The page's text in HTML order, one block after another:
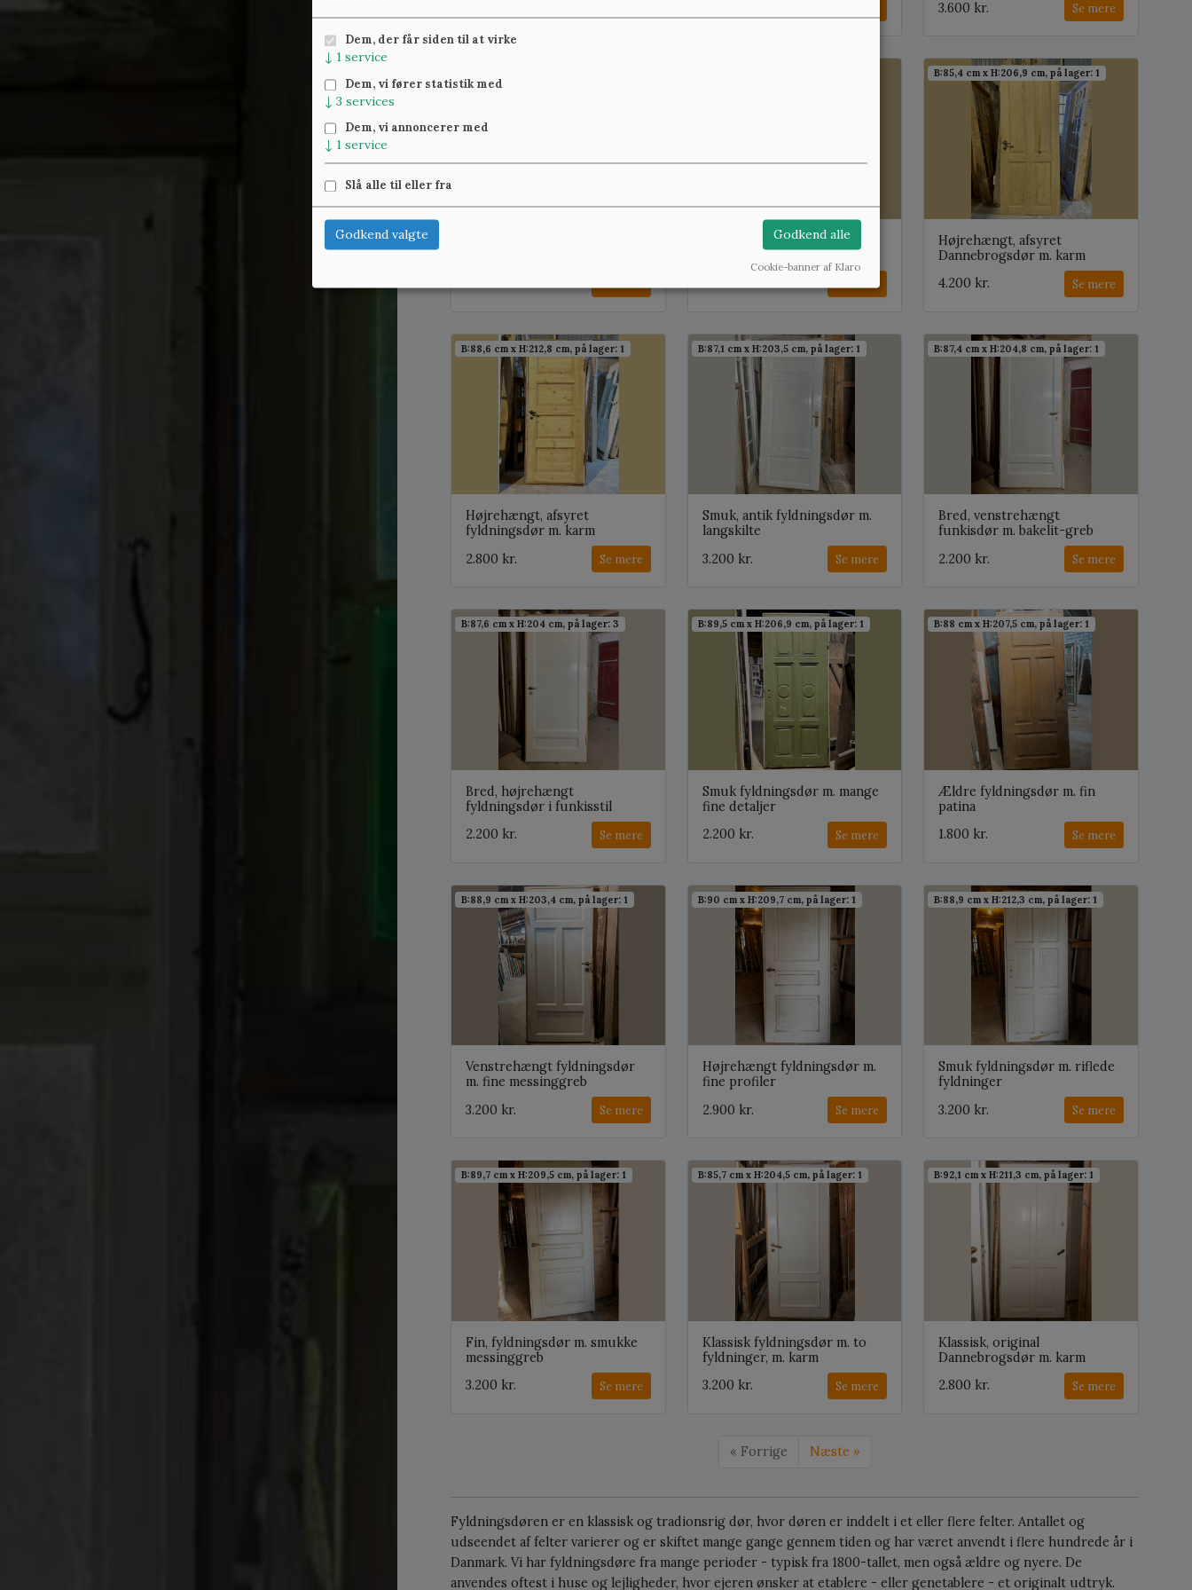
3.600 kr.
Se mere
Afsyret, højrehængt
fyldningsdør m. karm
Se mere
B:85,4 cm x H:206,9 cm, på lager: 1
Højrehængt, afsyret
Dannebrogsdør m. karm
4.200 kr.
Se mere
B:88,6 cm x H:212,8 cm, på lager: 1
Højrehængt, afsyret
fyldningsdør m. karm
2.800 kr.
Se mere
B:87,1 cm x H:203,5 cm, på lager: 1
Smuk, antik fyldningsdør m.
langskilte
3.200 kr.
Se mere
B:87,4 cm x H:204,8 cm, på lager: 1
Bred, venstrehængt
funkisdør m. bakelit-greb
2.200 kr.
Se mere
B:87,6 cm x H:204 cm, på lager: 3
Bred, højrehængt
fyldningsdør i funkisstil
2.200 kr.
Se mere
B:89,5 cm x H:206,9 cm, på lager: 1
Smuk fyldningsdør m. mange
fine detaljer
2.200 kr.
Se mere
B:88 cm x H:207,5 cm, på lager: 1
Ældre fyldningsdør m. fin
patina
1.800 kr.
Se mere
B:88,9 cm x H:203,4 cm, på lager: 1
Venstrehængt fyldningsdør
m. fine messinggreb
3.200 kr.
Se mere
B:90 cm x H:209,7 cm, på lager: 1
Højrehængt fyldningsdør m.
fine profiler
2.900 kr.
Se mere
B:88,9 cm x H:212,3 cm, på lager: 1
Smuk fyldningsdør m. riflede
fyldninger
3.200 kr.
Se mere
B:89,7 cm x H:209,5 cm, på lager: 1
Fin, fyldningsdør m. smukke
messinggreb
3.200 kr.
Se mere
B:85,7 cm x H:204,5 cm, på lager: 1
Klassisk fyldningsdør m. to
fyldninger, m. karm
3.200 kr.
Se mere
B:92,1 cm x H:211,3 cm, på lager: 1
Klassisk, original
Dannebrogsdør m. karm
2.800 kr.
Se mere
« Forrige Næste »
Fyldningsdøren er en klassisk og tradionsrig dør, hvor døren er inddelt i et eller flere felter. Antallet og
udseendet af felter varierer og er skiftet mange gange gennem tiden og har været anvendt i flere hundrede år i
Danmark. Vi har fyldningsdøre fra mange perioder - typisk fra 1800-tallet, men også ældre og nyere. De
anvendes oftest i huse og lejligheder, hvor ejeren ønsker at etablere - eller genetablere - et originalt udtryk.
Dem, der får siden til at virke
↓ 1 service
Dem, vi fører statistik med
↓ 3 services
Dem, vi annoncerer med
↓ 1 service
Slå alle til eller fra
Godkend valgte Godkend alle
Cookie-banner af Klaro